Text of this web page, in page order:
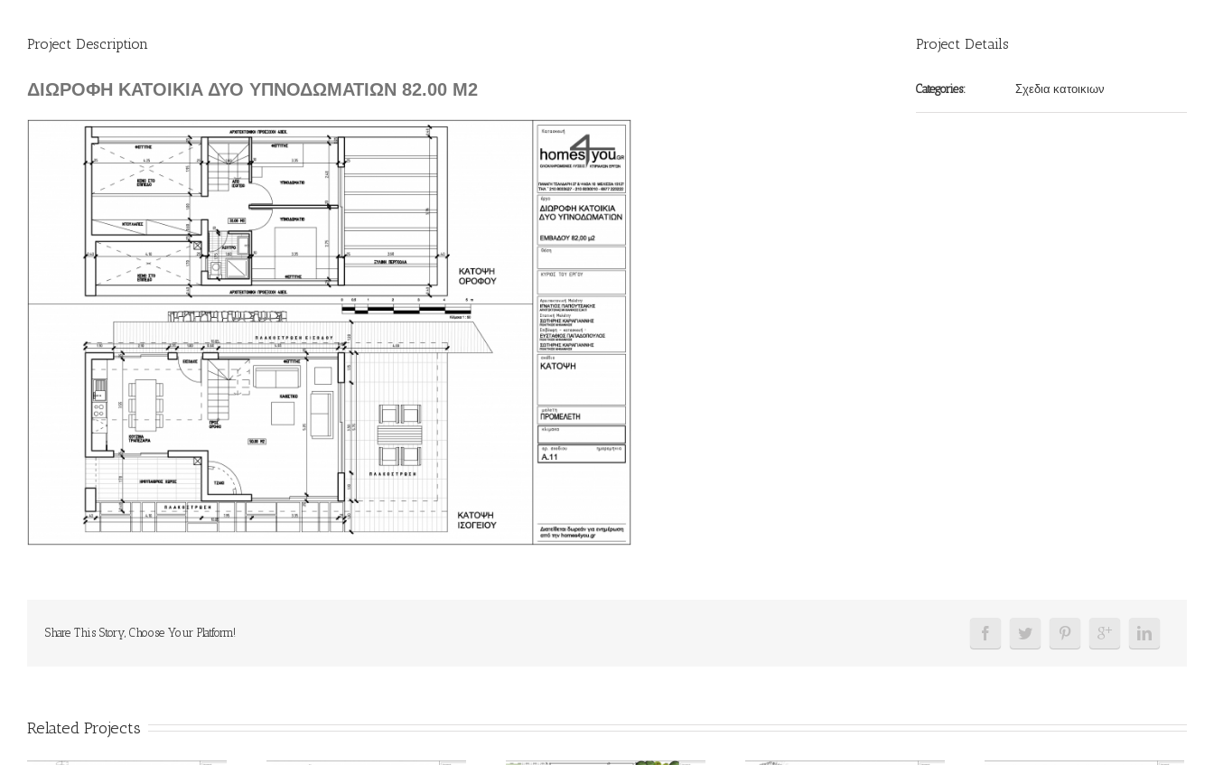
Project Description
ΔΙΩΡΟΦΗ ΚΑΤΟΙΚΙΑ ΔΥΟ ΥΠΝΟΔΩΜΑΤΙΩΝ 82.00 Μ2
Project Details
Categories: Σχεδια κατοικιων
Share This Story, Choose Your Platform!
Related Projects